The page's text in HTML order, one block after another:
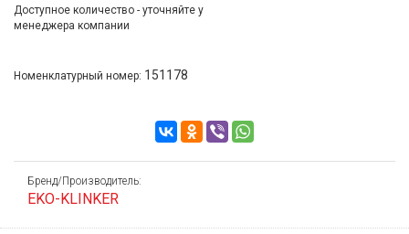
Доступное количество - уточняйте у
менеджера компании
Номенклатурный номер: 151178
Бренд/Производитель:
EKO-KLINKER